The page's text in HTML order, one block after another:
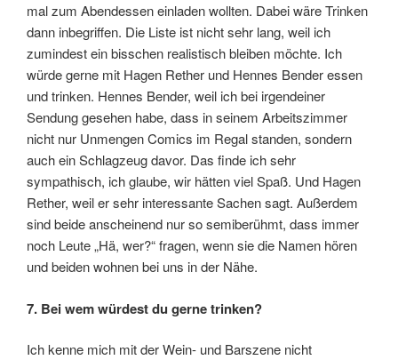
mal zum Abendessen einladen wollten. Dabei wäre Trinken
dann inbegriffen. Die Liste ist nicht sehr lang, weil ich
zumindest ein bisschen realistisch bleiben möchte. Ich
würde gerne mit Hagen Rether und Hennes Bender essen
und trinken. Hennes Bender, weil ich bei irgendeiner
Sendung gesehen habe, dass in seinem Arbeitszimmer
nicht nur Unmengen Comics im Regal standen, sondern
auch ein Schlagzeug davor. Das finde ich sehr
sympathisch, ich glaube, wir hätten viel Spaß. Und Hagen
Rether, weil er sehr interessante Sachen sagt. Außerdem
sind beide anscheinend nur so semiberühmt, dass immer
noch Leute „Hä, wer?“ fragen, wenn sie die Namen hören
und beiden wohnen bei uns in der Nähe.
7. Bei wem würdest du gerne trinken?
Ich kenne mich mit der Wein- und Barszene nicht